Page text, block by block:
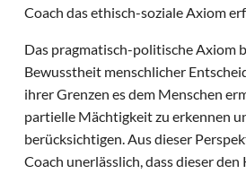
Coach das ethisch-soziale Axiom
Das pragmatisch-politische Axiom
Bewusstheit menschlicher
ihrer Grenzen es dem Menschen
partielle Mächtigkeit zu erkennen
berücksichtigen. Aus dieser
Coach unerlässlich, dass dieser